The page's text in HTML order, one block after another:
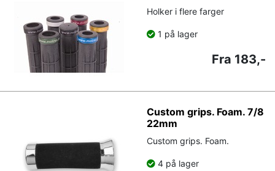
Holker i flere farger
1 på lager
Fra 183,-
Custom grips. Foam. 7/8
22mm
Custom grips. Foam.
4 på lager